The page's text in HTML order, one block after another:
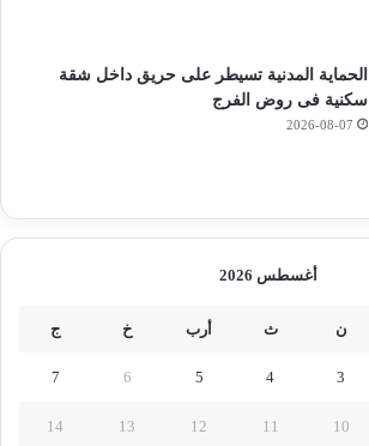
الحماية المدنية تسيطر على حريق داخل شقة
سكنية فى روض الفرج
2026-08-07
أغسطس 2026
ن ث أرب خ ج
3
4
5
6
7
10
11
12
13
14